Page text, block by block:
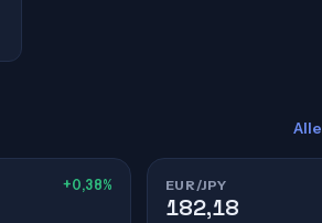
+0,38% EUR/JPY
182,18